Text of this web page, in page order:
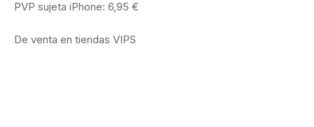
PVP sujeta iPhone: 6,95 €
De venta en tiendas VIPS